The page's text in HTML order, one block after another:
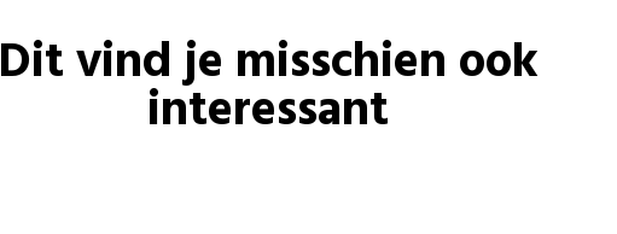
Dit vind je misschien ook
interessant